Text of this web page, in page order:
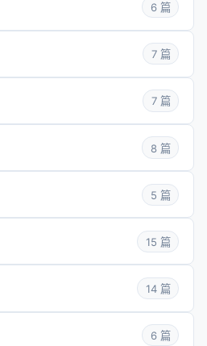
6 篇
7 篇
7 篇
8 篇
5 篇
15 篇
14 篇
6 篇